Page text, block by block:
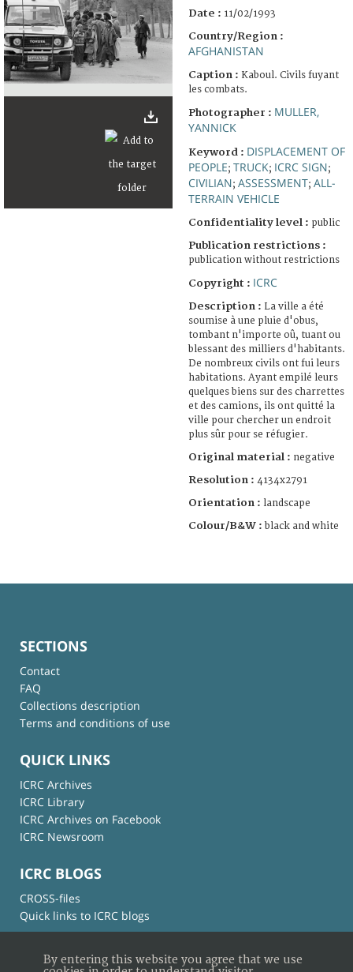
Date : 11/02/1993
Country/Region :
AFGHANISTAN
Caption : Kaboul. Civils fuyant
les combats.
Photographer : MULLER,
YANNICK
Keyword : DISPLACEMENT OF
PEOPLE; TRUCK; ICRC SIGN;
CIVILIAN; ASSESSMENT; ALL-
TERRAIN VEHICLE
Confidentiality level : public
Publication restrictions :
publication without restrictions
Copyright : ICRC
Description : La ville a été
soumise à une pluie d'obus,
tombant n'importe oû, tuant ou
blessant des milliers d'habitants.
De nombreux civils ont fui leurs
habitations. Ayant empilé leurs
quelques biens sur des charrettes
et des camions, ils ont quitté la
ville pour chercher un endroit
plus sûr pour se réfugier.
Original material : negative
Resolution : 4134x2791
Orientation : landscape
Colour/B&W : black and white
SECTIONS
Contact
FAQ
Collections description
Terms and conditions of use
QUICK LINKS
ICRC Archives
ICRC Library
ICRC Archives on Facebook
ICRC Newsroom
ICRC BLOGS
CROSS-files
Quick links to ICRC blogs
By entering this website you agree that we use